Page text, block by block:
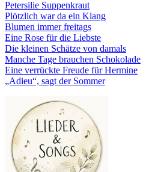
Petersilie Suppenkraut
Plötzlich war da ein Klang
Blumen immer freitags
Eine Rose für die Liebste
Die kleinen Schätze von damals
Manche Tage brauchen Schokolade
Eine verrückte Freude für Hermine
„Adieu“, sagt der Sommer